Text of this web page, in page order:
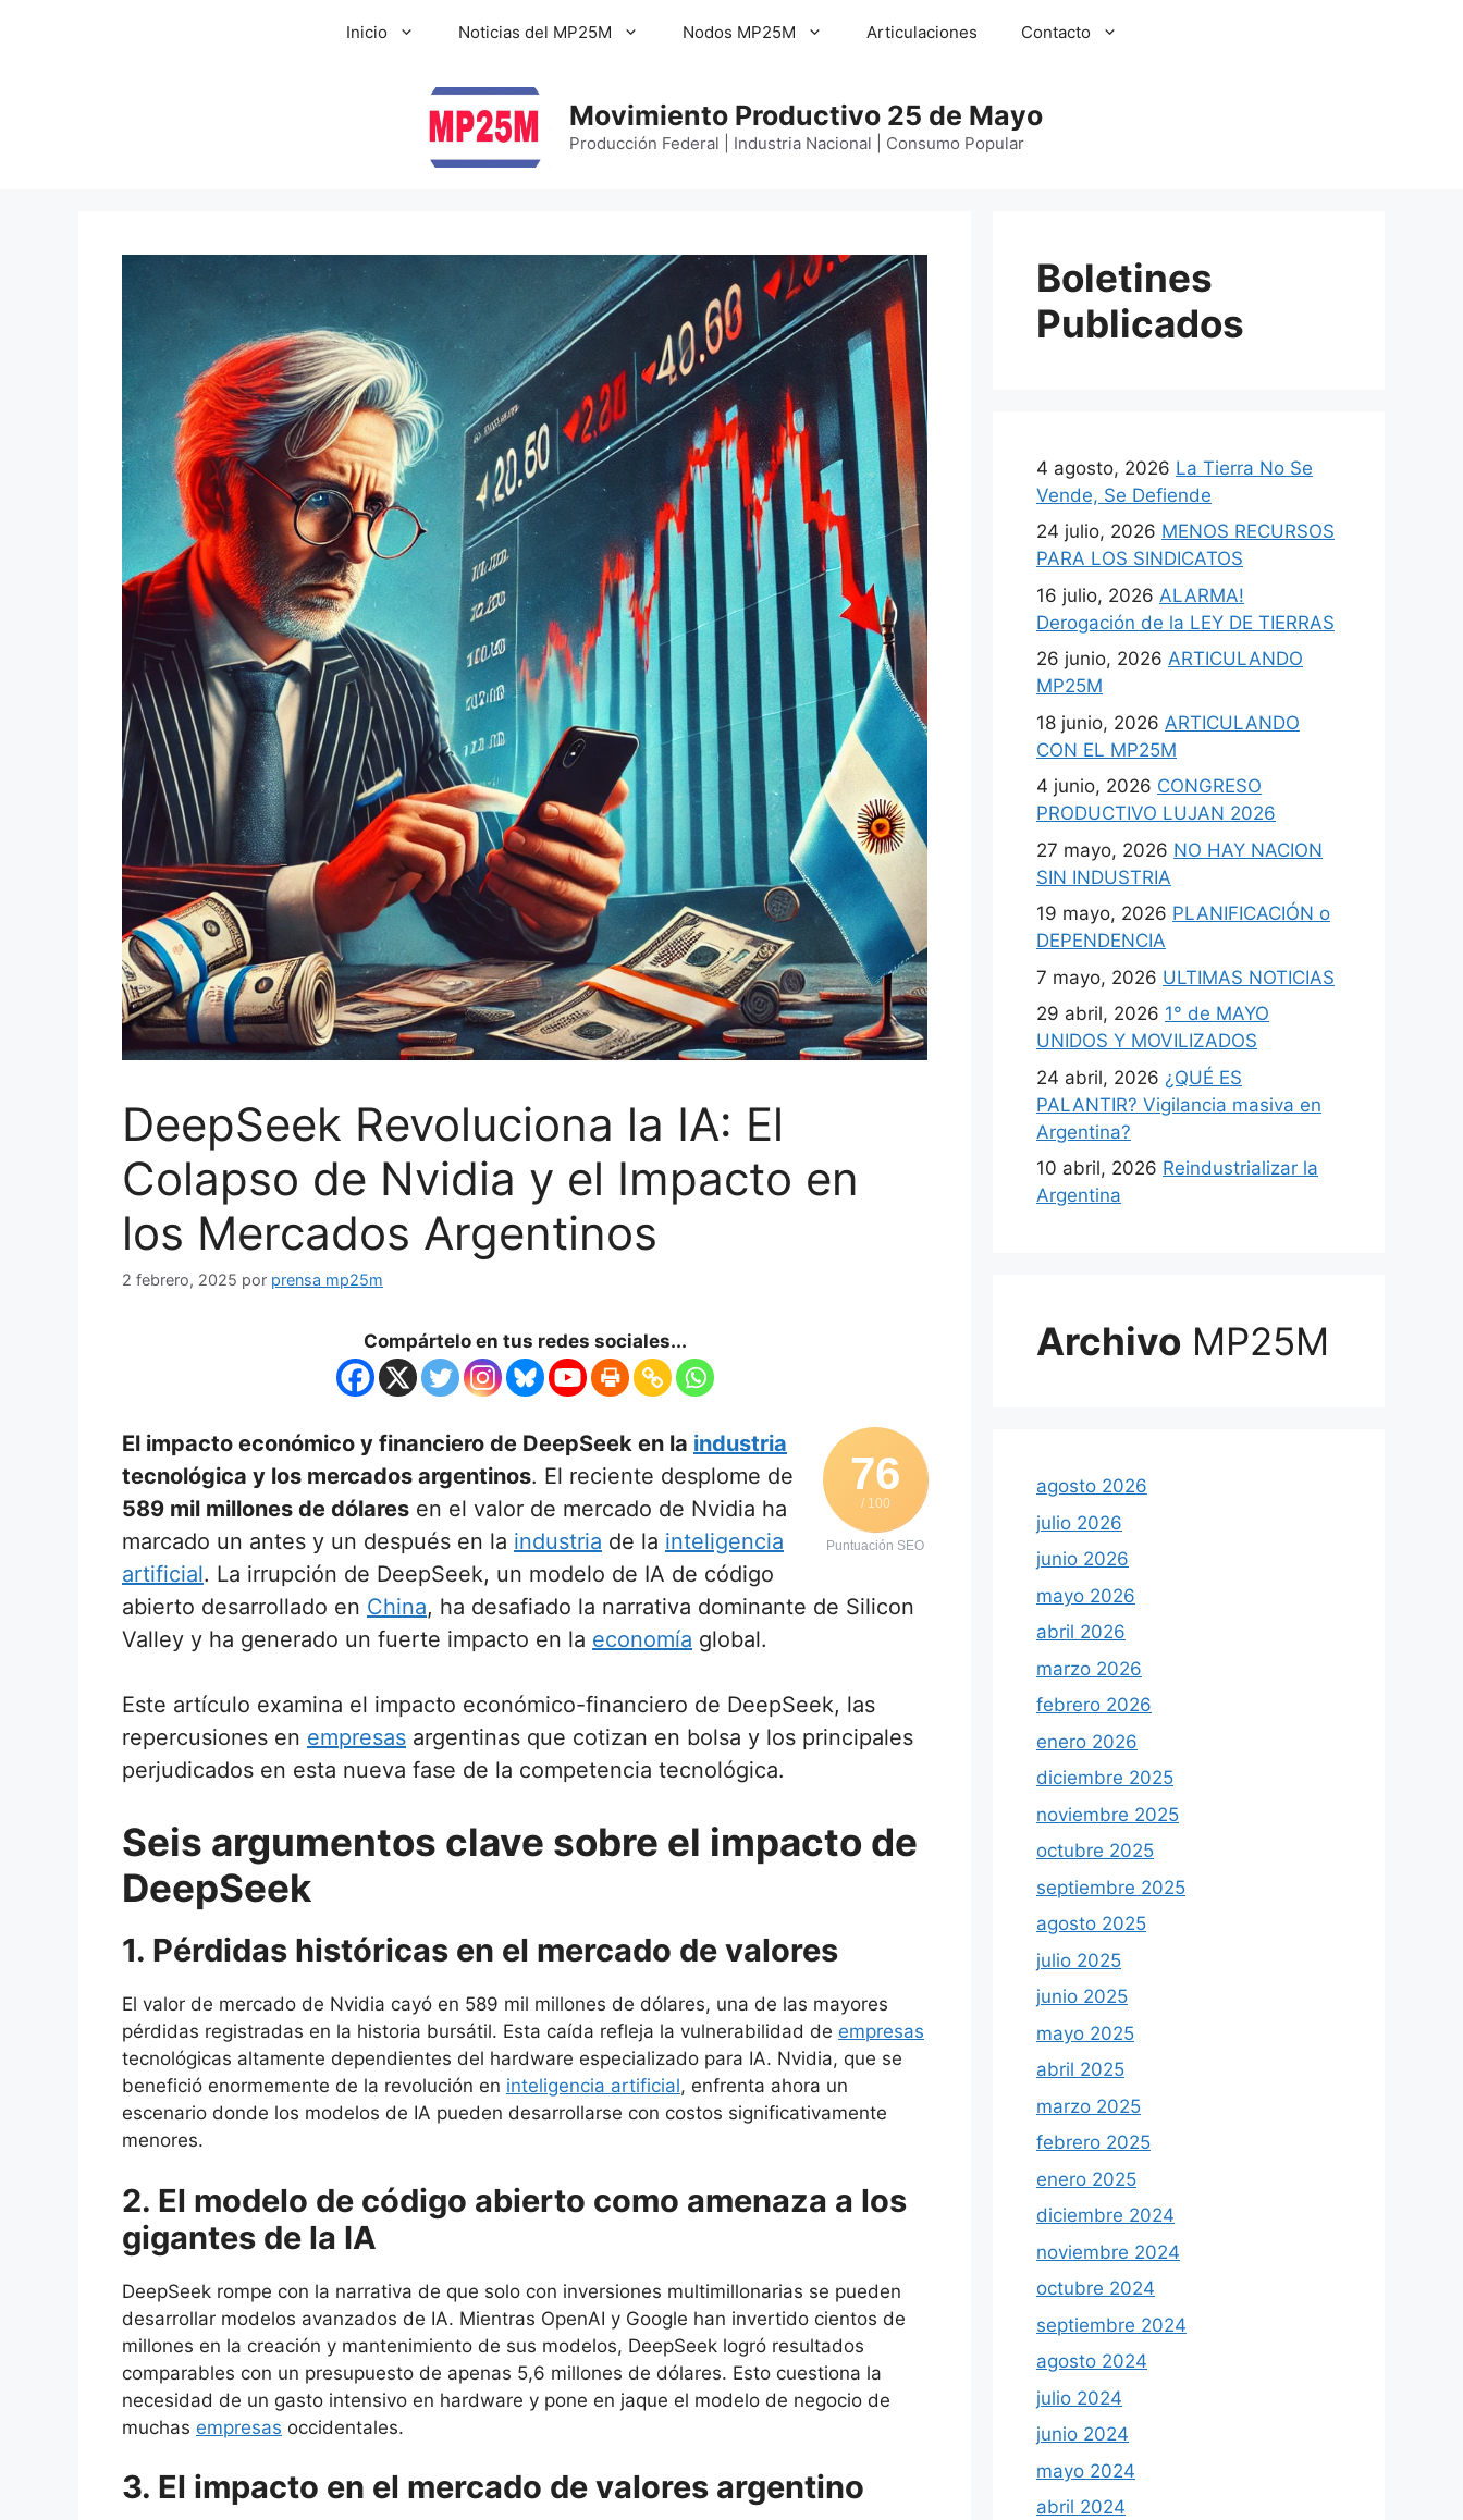
Inicio Noticias del MP25M Nodos MP25M Articulaciones Contacto
Movimiento Productivo 25 de Mayo
Producción Federal | Industria Nacional | Consumo Popular
DeepSeek Revoluciona la IA: El
Colapso de Nvidia y el Impacto en
los Mercados Argentinos
2 febrero, 2025 por prensa mp25m
Compártelo en tus redes sociales...
76
/ 100
Puntuación SEO
El impacto económico y financiero de DeepSeek en la industria
tecnológica y los mercados argentinos. El reciente desplome de
589 mil millones de dólares en el valor de mercado de Nvidia ha
marcado un antes y un después en la industria de la inteligencia
artificial. La irrupción de DeepSeek, un modelo de IA de código
abierto desarrollado en China, ha desafiado la narrativa dominante de Silicon
Valley y ha generado un fuerte impacto en la economía global.
Este artículo examina el impacto económico-financiero de DeepSeek, las
repercusiones en empresas argentinas que cotizan en bolsa y los principales
perjudicados en esta nueva fase de la competencia tecnológica.
Seis argumentos clave sobre el impacto de
DeepSeek
1. Pérdidas históricas en el mercado de valores
El valor de mercado de Nvidia cayó en 589 mil millones de dólares, una de las mayores
pérdidas registradas en la historia bursátil. Esta caída refleja la vulnerabilidad de empresas
tecnológicas altamente dependientes del hardware especializado para IA. Nvidia, que se
benefició enormemente de la revolución en inteligencia artificial, enfrenta ahora un
escenario donde los modelos de IA pueden desarrollarse con costos significativamente
menores.
2. El modelo de código abierto como amenaza a los
gigantes de la IA
DeepSeek rompe con la narrativa de que solo con inversiones multimillonarias se pueden
desarrollar modelos avanzados de IA. Mientras OpenAI y Google han invertido cientos de
millones en la creación y mantenimiento de sus modelos, DeepSeek logró resultados
comparables con un presupuesto de apenas 5,6 millones de dólares. Esto cuestiona la
necesidad de un gasto intensivo en hardware y pone en jaque el modelo de negocio de
muchas empresas occidentales.
3. El impacto en el mercado de valores argentino
Boletines
Publicados
4 agosto, 2026 La Tierra No Se
Vende, Se Defiende
24 julio, 2026 MENOS RECURSOS
PARA LOS SINDICATOS
16 julio, 2026 ALARMA!
Derogación de la LEY DE TIERRAS
26 junio, 2026 ARTICULANDO
MP25M
18 junio, 2026 ARTICULANDO
CON EL MP25M
4 junio, 2026 CONGRESO
PRODUCTIVO LUJAN 2026
27 mayo, 2026 NO HAY NACION
SIN INDUSTRIA
19 mayo, 2026 PLANIFICACIÓN o
DEPENDENCIA
7 mayo, 2026 ULTIMAS NOTICIAS
29 abril, 2026 1° de MAYO
UNIDOS Y MOVILIZADOS
24 abril, 2026 ¿QUÉ ES
PALANTIR? Vigilancia masiva en
Argentina?
10 abril, 2026 Reindustrializar la
Argentina
Archivo MP25M
agosto 2026
julio 2026
junio 2026
mayo 2026
abril 2026
marzo 2026
febrero 2026
enero 2026
diciembre 2025
noviembre 2025
octubre 2025
septiembre 2025
agosto 2025
julio 2025
junio 2025
mayo 2025
abril 2025
marzo 2025
febrero 2025
enero 2025
diciembre 2024
noviembre 2024
octubre 2024
septiembre 2024
agosto 2024
julio 2024
junio 2024
mayo 2024
abril 2024